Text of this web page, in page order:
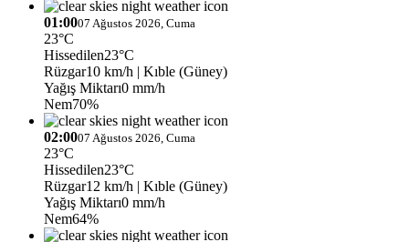
01:0007 Ağustos 2026, Cuma
23°C
Hissedilen23°C
Rüzgar10 km/h | Kıble (Güney)
Yağış Miktarı0 mm/h
Nem70%
02:0007 Ağustos 2026, Cuma
23°C
Hissedilen23°C
Rüzgar12 km/h | Kıble (Güney)
Yağış Miktarı0 mm/h
Nem64%